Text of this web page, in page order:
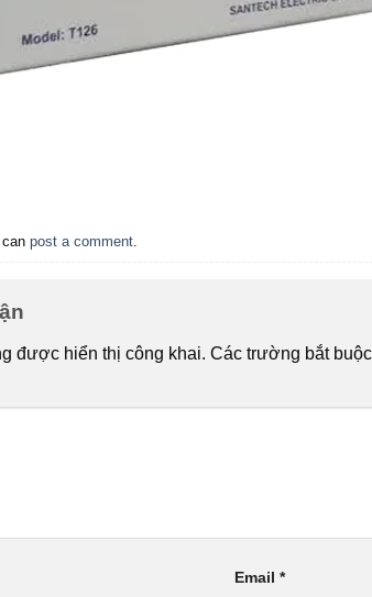
post a comment.
được hiển thị công khai. Các trường bắt
Email*